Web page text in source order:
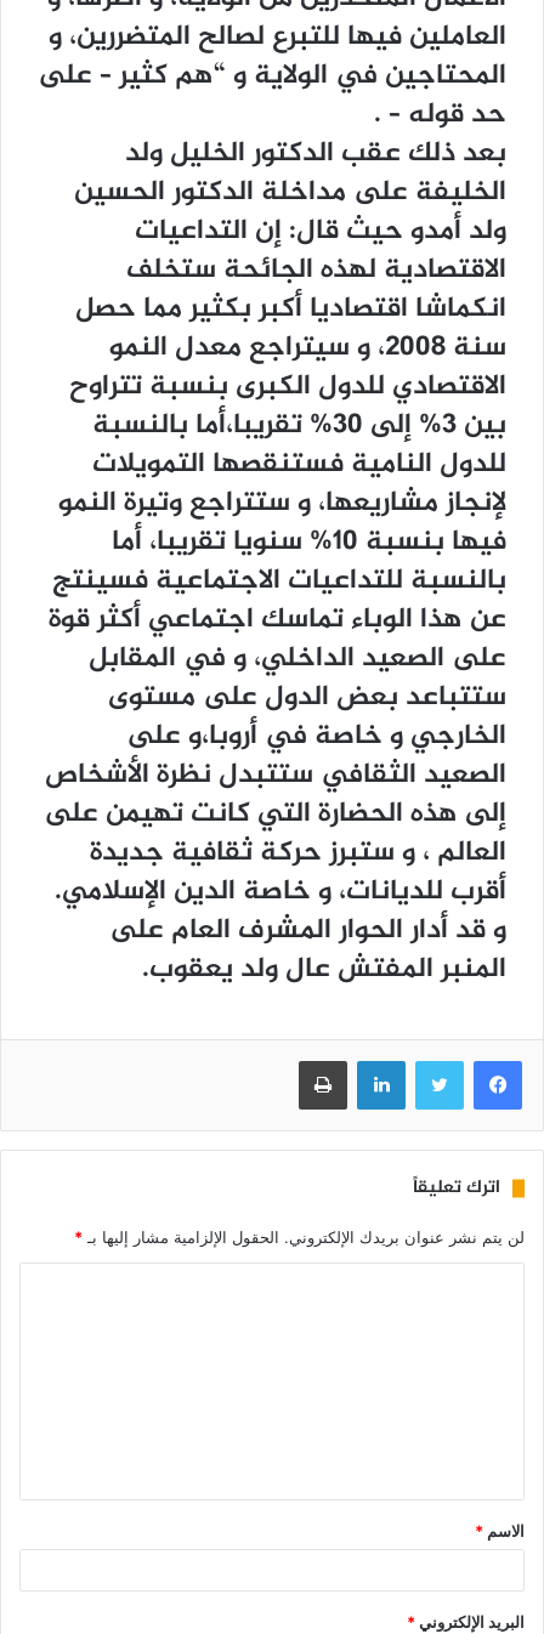
العاملين فيها للتبرع لصالح المتضررين، و
المحتاجين في الولاية و “هم كثير – على
حد قوله – .
بعد ذلك عقب الدكتور الخليل ولد
الخليفة على مداخلة الدكتور الحسين
ولد أمدو حيث قال: إن التداعيات
الاقتصادية لهذه الجائحة ستخلف
انكماشا اقتصاديا أكبر بكثير مما حصل
سنة 2008، و سيتراجع معدل النمو
الاقتصادي للدول الكبرى بنسبة تتراوح
بين 3% إلى 30% تقريبا،أما بالنسبة
للدول النامية فستنقصها التمويلات
لإنجاز مشاريعها، و ستتراجع وتيرة النمو
فيها بنسبة 10% سنويا تقريبا، أما
بالنسبة للتداعيات الاجتماعية فسينتج
عن هذا الوباء تماسك اجتماعي أكثر قوة
على الصعيد الداخلي، و في المقابل
ستتباعد بعض الدول على مستوى
الخارجي و خاصة في أروبا،و على
الصعيد الثقافي ستتبدل نظرة الأشخاص
إلى هذه الحضارة التي كانت تهيمن على
العالم ، و ستبرز حركة ثقافية جديدة
أقرب للديانات، و خاصة الدين الإسلامي.
و قد أدار الحوار المشرف العام على
المنبر المفتش عال ولد يعقوب.
فيسبوك تويتر لينكدإن طباعة
اترك تعليقاً
لن يتم نشر عنوان بريدك الإلكتروني. الحقول الإلزامية مشار إليها بـ*
الاسم *
البريد الإلكتروني*